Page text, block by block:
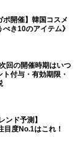
ポ開催】韓国コスメ
き10のアイテム》
回の開催時期はいつ
付与・有効期限・
ンド予測】
度No.1はこれ！